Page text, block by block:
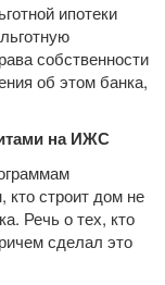
ипотеки
собственности
об этом банка,
на ИЖС
кто строит дом не
Речь о тех, кто
сделал это